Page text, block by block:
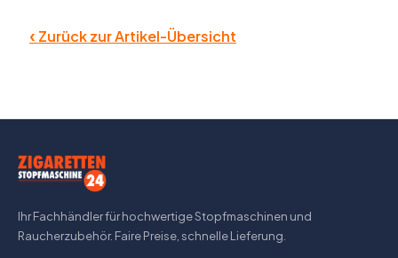
‹ Zurück zur Artikel-Übersicht
Ihr Fachhändler für hochwertige Stopfmaschinen und
Raucherzubehör. Faire Preise, schnelle Lieferung.